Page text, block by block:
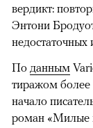
вердикт:
Энтони
недостаточных
По данным
тиражом
начало
роман «Милые